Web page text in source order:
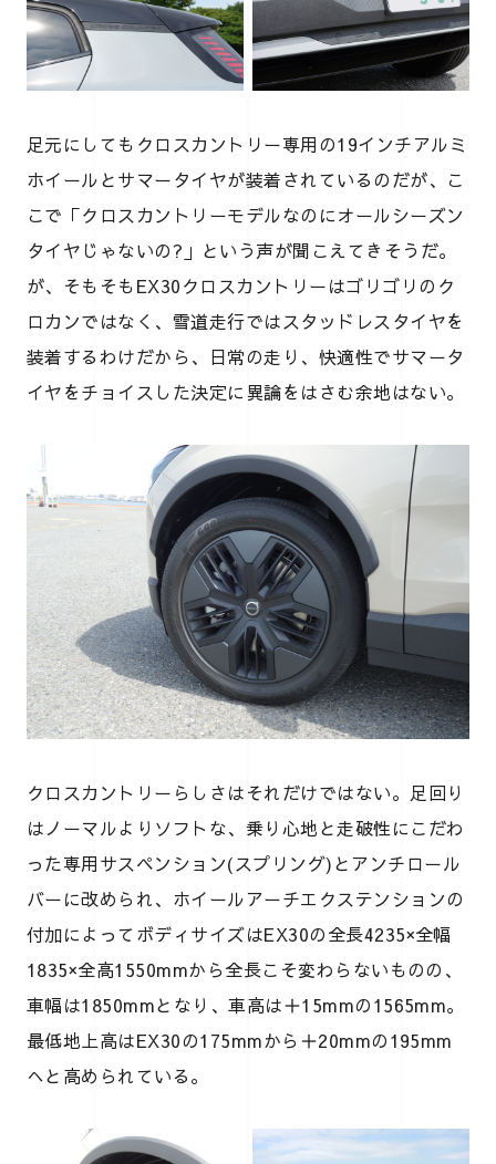
足元にしてもクロスカントリー専用の19インチアルミ
ホイールとサマータイヤが装着されているのだが、こ
こで「クロスカントリーモデルなのにオールシーズン
タイヤじゃないの?」という声が聞こえてきそうだ。
が、そもそもEX30クロスカントリーはゴリゴリのク
ロカンではなく、雪道走行ではスタッドレスタイヤを
装着するわけだから、日常の走り、快適性でサマータ
イヤをチョイスした決定に異論をはさむ余地はない。
クロスカントリーらしさはそれだけではない。足回り
はノーマルよりソフトな、乗り心地と走破性にこだわ
った専用サスペンション(スプリング)とアンチロール
バーに改められ、ホイールアーチエクステンションの
付加によってボディサイズはEX30の全長4235×全幅
1835×全高1550mmから全長こそ変わらないものの、
車幅は1850mmとなり、車高は＋15mmの1565mm。
最低地上高はEX30の175mmから＋20mmの195mm
へと高められている。